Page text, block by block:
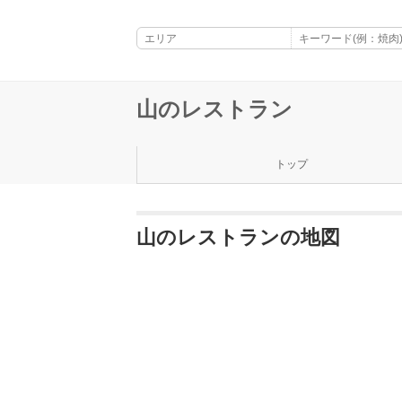
山のレストラン
トップ
山のレストランの地図